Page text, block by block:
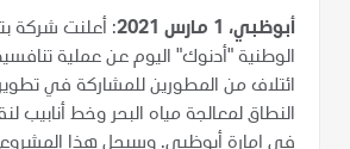
أبوظبي، 1 مارس 2021
: أعلنت شركة
الوطنية "أدنوك" اليوم عن عملية
ائتلاف من المطورين للمشاركة في
النطاق لمعالجة مياه البحر وخط أنابيب
في إمارة أبوظبي. وسيحل هذا